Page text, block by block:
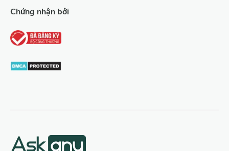
Chứng nhận bởi